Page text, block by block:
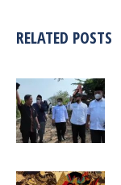
RELATED POSTS